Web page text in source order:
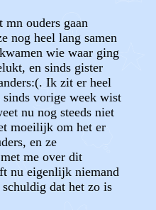
mn ouders gaan
nog heel lang samen
wie waar ging
en sinds gister
Ik zit er heel
sinds vorige week wist
nu nog steeds niet
moeilijk om het er
en ze
me over dit
nu eigenlijk niemand
dat het zo is